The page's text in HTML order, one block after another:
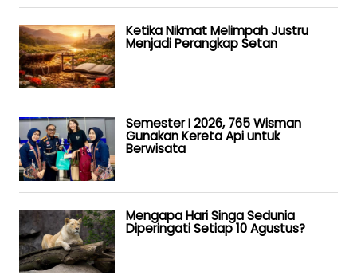
Ketika Nikmat Melimpah Justru
Menjadi Perangkap Setan
Semester I 2026, 765 Wisman
Gunakan Kereta Api untuk
Berwisata
Mengapa Hari Singa Sedunia
Diperingati Setiap 10 Agustus?